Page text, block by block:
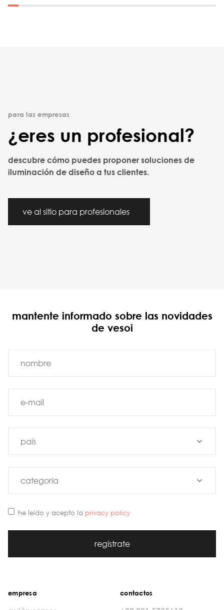
para las empresas
¿eres un profesional?
descubre cómo puedes proponer soluciones de
iluminación de diseño a tus clientes.
ve al sitio para profesionales
mantente informado sobre las novidades
de vesoi
he leído y acepto la privacy policy
regístrate
empresa contactos